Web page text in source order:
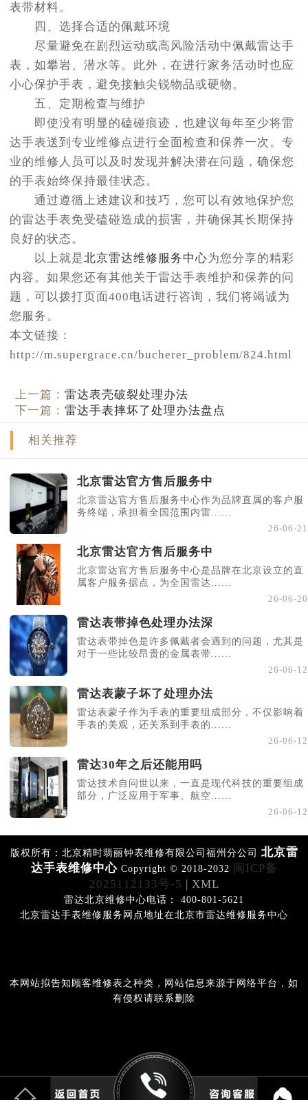
表带材料。
四、选择合适的佩戴环境
尽量避免在剧烈运动或高风险活动中佩戴雷达手
表，如攀岩、潜水等。此外，在进行家务活动时也应
小心保护手表，避免接触尖锐物品或硬物。
五、定期检查与维护
即使没有明显的磕碰痕迹，也建议每年至少将雷
达手表送到专业维修点进行全面检查和保养一次。专
业的维修人员可以及时发现并解决潜在问题，确保您
的手表始终保持最佳状态。
通过遵循上述建议和技巧，您可以有效地保护您
的雷达手表免受磕碰造成的损害，并确保其长期保持
良好的状态。
以上就是北京雷达维修服务中心为您分享的精彩
内容。如果您还有其他关于雷达手表维护和保养的问
题，可以拨打页面400电话进行咨询，我们将竭诚为
您服务。
本文链接：
http://m.supergrace.cn/bucherer_problem/824.html
上一篇：雷达表壳破裂处理办法
下一篇：雷达手表摔坏了处理办法盘点
相关推荐
北京雷达官方售后服务中
北京雷达官方售后服务中心作为品牌直属的客户服
务终端，承担着全国范围内雷......
26-06-21
北京雷达官方售后服务中
北京雷达官方售后服务中心是品牌在北京设立的直
属客户服务据点，为全国雷达......
26-06-20
雷达表带掉色处理办法深
雷达表带掉色是许多佩戴者会遇到的问题，尤其是
对于一些比较昂贵的金属表带......
26-06-12
雷达表蒙子坏了处理办法
雷达表蒙子作为手表的重要组成部分，不仅影响着
手表的美观，还关系到手表的......
26-06-12
雷达30年之后还能用吗
雷达技术自问世以来，一直是现代科技的重要组成
部分，广泛应用于军事、航空......
26-06-12
版权所有：北京精时翡丽钟表维修有限公司福州分公司 北京雷
达手表维修中心 Copyright © 2018-2032
闽ICP备
2025112133号-5
| XML
雷达北京维修中心电话： 400-801-5621
北京雷达手表维修服务网点地址在北京市雷达维修服务中心
本网站拟告知顾客维修表之种类，网站信息来源于网络平台，如
有侵权请联系删除